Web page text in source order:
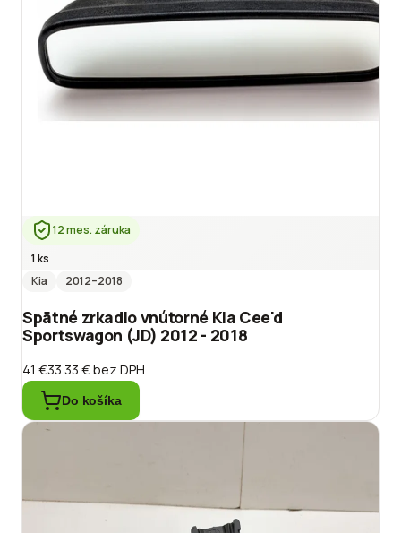
12 mes. záruka
1 ks
Kia
2012–2018
Spätné zrkadlo vnútorné Kia Cee'd
Sportswagon (JD) 2012 - 2018
41 €33.33 €bez DPH
Do košíka